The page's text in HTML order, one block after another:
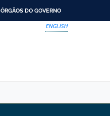
ÓRGÃOS DO GOVERNO
ENGLISH